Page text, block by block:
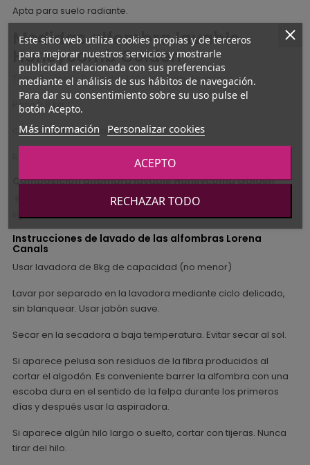
Apta para suelo radiante.
Medidas alfombra lavable
Honeycomb Golden
Tamaño único: Diámetro 140 cm y 1 cm de grosor.
Peso 2,8 kg.
Cumple con todas las normativas.
Composición alfombra lavable Honeycomb Golden
y 3% otras fibras(el color pueden variar
ligeramente a los de las fotos).
Instrucciones de lavado de las alfombras Lorena
Canals
Usar lavadora de 8kg de capacidad (no menor)
Lavar por separado en la lavadora mediante ciclo delicado,
sin blanquear. Usar jabón suave.
Secar en la secadora a baja temperatura. Evitar secar al sol.
Si aparece pelusa son residuos de la fibra producidos al
cortar el algodón. Es conveniente barrer la alfombra con una
escoba dura en el sentido de la felpa durante los primeros
días y después usar la aspiradora.
Si aparece algún hilo largo o suelto, cortar con tijeras. Nunca
tirar del hilo.
Este sitio web utiliza cookies propias y de terceros
para mejorar nuestros servicios y mostrarle
publicidad relacionada con sus preferencias
mediante el análisis de sus hábitos de navegación.
Para dar su consentimiento sobre su uso pulse el
botón Acepto.
Más información Personalizar cookies
RECHAZAR TODO
ACEPTO